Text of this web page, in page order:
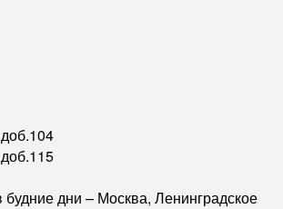
будние дни – Москва, Ленинградское